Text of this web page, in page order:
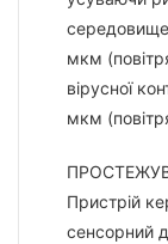
мкм
вірусної
мкм
Пристрій
сенсорний